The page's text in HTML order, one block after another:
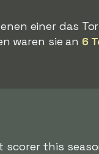
einer das
waren sie an 6
this